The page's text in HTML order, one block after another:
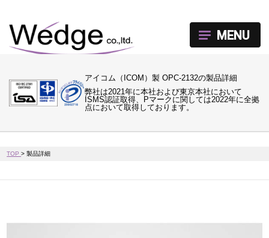
アイコム（ICOM）製 OPC-2132の製品詳細
弊社は2021年に本社および東京本社において
ISMS認証取得、Pマークに関しては2022年に全拠
点において取得しております。
MENU
TOP>製品詳細